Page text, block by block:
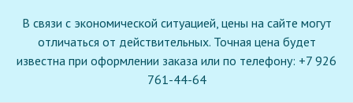
В связи с экономической ситуацией, цены на сайте могут
отличаться от действительных. Точная цена будет
известна при оформлении заказа или по телефону: +7 926
761-44-64